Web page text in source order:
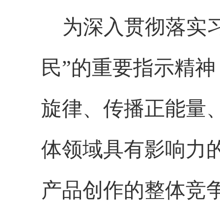
为深入贯彻落实
民”的重要指示精
旋律、传播正能量
体领域具有影响力
产品创作的整体竞